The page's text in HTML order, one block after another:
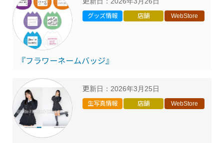
『フラワーネームバッジ』
グッズ情報 店舗 WebStore
更新日： 2026年3月25日
生写真情報 店舗 WebStore